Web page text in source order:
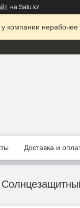
на Satu.kz
компании
Доставка и